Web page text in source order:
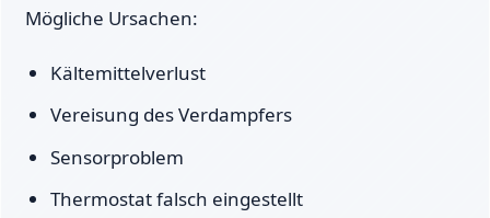
Mögliche Ursachen:
Kältemittelverlust
Vereisung des Verdampfers
Sensorproblem
Thermostat falsch eingestellt